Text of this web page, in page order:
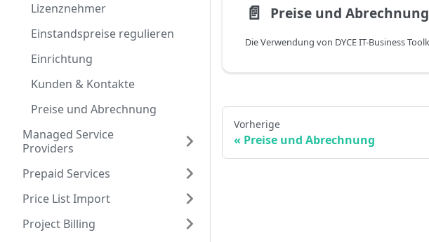
Lizenznehmer
Einstandspreise regulieren
Einrichtung
Kunden & Kontakte
Preise und Abrechnung
Managed Service
Providers
Prepaid Services
Price List Import
Project Billing
📄️ Preise und Abrechnung
Vorherige
Preise und Abrechnung